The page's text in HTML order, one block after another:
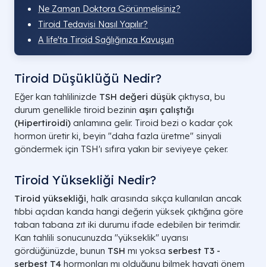
Ne Zaman Doktora Görünmelisiniz?
Tiroid Tedavisi Nasıl Yapılır?
A life'ta Tiroid Sağlığınıza Kavuşun
Tiroid Düşüklüğü Nedir?
Eğer kan tahlilinizde TSH değeri düşük çıktıysa, bu
durum genellikle tiroid bezinin aşırı çalıştığı
(Hipertiroidi) anlamına gelir. Tiroid bezi o kadar çok
hormon üretir ki, beyin "daha fazla üretme" sinyali
göndermek için TSH'ı sıfıra yakın bir seviyeye çeker.
Tiroid Yüksekliği Nedir?
Tiroid yüksekliği, halk arasında sıkça kullanılan ancak
tıbbi açıdan kanda hangi değerin yüksek çıktığına göre
taban tabana zıt iki durumu ifade edebilen bir terimdir.
Kan tahlili sonucunuzda "yükseklik" uyarısı
gördüğünüzde, bunun TSH mı yoksa serbest T3 -
serbest T4 hormonları mı olduğunu bilmek hayati önem